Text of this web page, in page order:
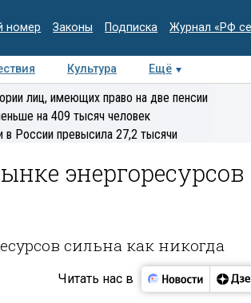
номер Законы Подписка Журнал «РФ
Культура
Ещё
Интервью Колумнисты
лиц, имеющих право на две пенсии
на 409 тысяч человек
в России превысила 27,2 тысячи
энергоресурсов
сильна как никогда
Читать нас в